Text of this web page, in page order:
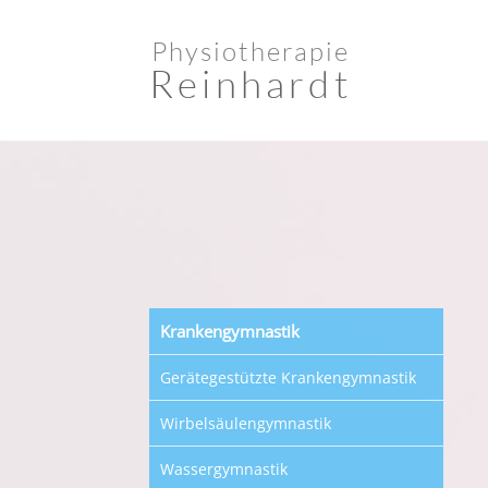
Physiotherapie
Reinhardt
Krankengymnastik
Gerätegestützte Krankengymnastik
Wirbelsäulengymnastik
Wassergymnastik